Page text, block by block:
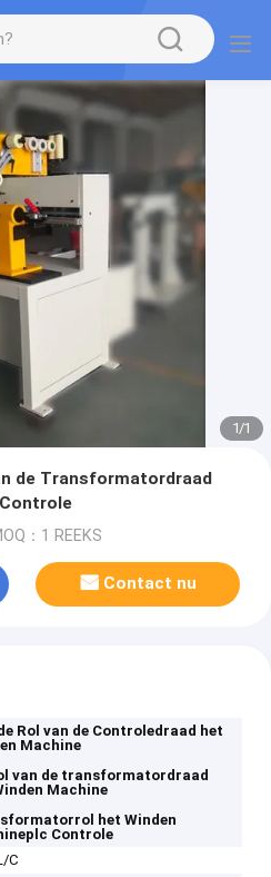
1/1
de Transformatordraad
：1 REEKS
Contact nu
Rol van de Controledraad het
Machine
van de transformatordraad
Machine
het Winden
Controle
C